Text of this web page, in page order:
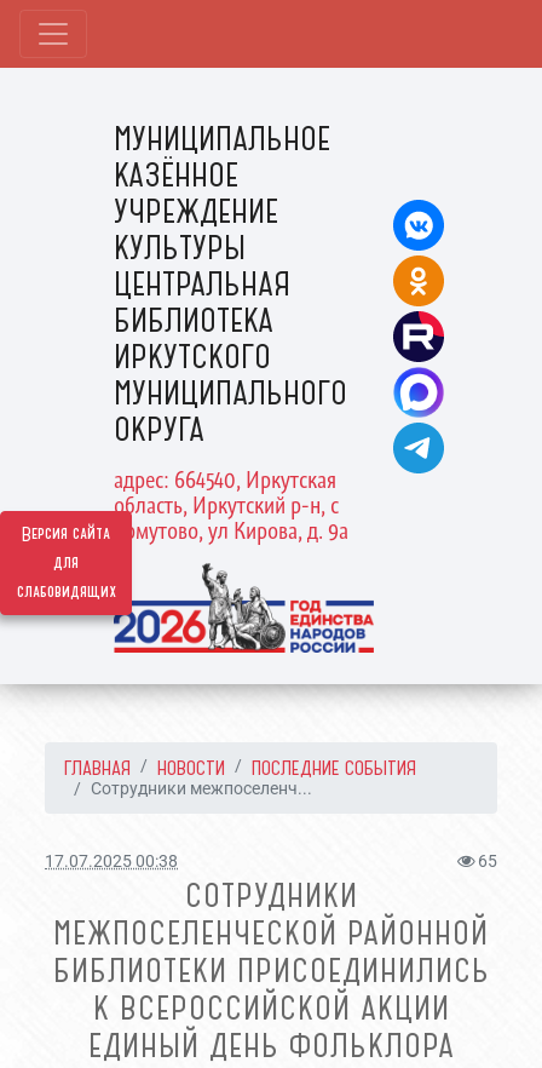
Версия сайта
для
слабовидящих
МУНИЦИПАЛЬНОЕ
КАЗЁННОЕ
УЧРЕЖДЕНИЕ
КУЛЬТУРЫ
ЦЕНТРАЛЬНАЯ
БИБЛИОТЕКА
ИРКУТСКОГО
МУНИЦИПАЛЬНОГО
ОКРУГА
адрес: 664540, Иркутская
область, Иркутский р-н, с
Хомутово, ул Кирова, д. 9а
ГЛАВНАЯ НОВОСТИ ПОСЛЕДНИЕ СОБЫТИЯ
Сотрудники межпоселенч...
17.07.2025 00:38 65
СОТРУДНИКИ
МЕЖПОСЕЛЕНЧЕСКОЙ РАЙОННОЙ
БИБЛИОТЕКИ ПРИСОЕДИНИЛИСЬ
К ВСЕРОССИЙСКОЙ АКЦИИ
ЕДИНЫЙ ДЕНЬ ФОЛЬКЛОРА